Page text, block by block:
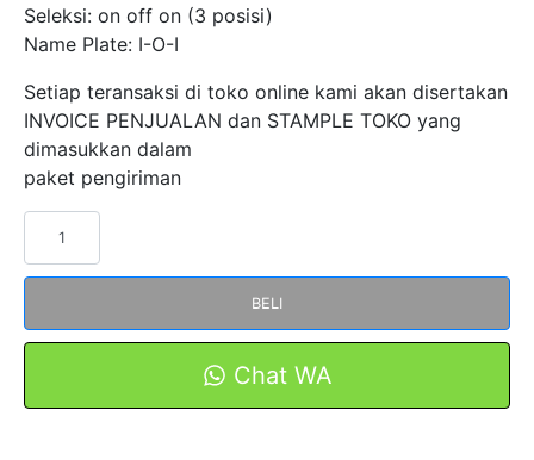
Seleksi: on off on (3 posisi)
Name Plate: I-O-I
Setiap teransaksi di toko online kami akan disertakan
INVOICE PENJUALAN dan STAMPLE TOKO yang
dimasukkan dalam
paket pengiriman
Change
Switch
BELI
Chat WA